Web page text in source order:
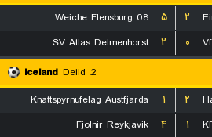
Weiche Flensburg 08
۵ ۲
SV Atlas Delmenhorst
۲ ۰
Iceland
2. Deild
Knattspyrnufelag Austfjarda
۱ ۲
Fjolnir Reykjavik
۴ ۱